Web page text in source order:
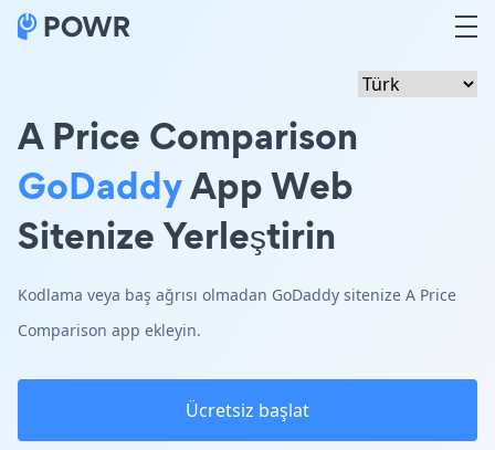
A Price Comparison
GoDaddyApp Web
Sitenize Yerleştirin
Kodlama veya baş ağrısı olmadan GoDaddy sitenize A Price
Comparison app ekleyin.
Ücretsiz başlat